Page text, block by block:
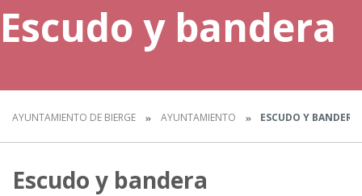
Escudo y bandera
AYUNTAMIENTO DE BIERGE AYUNTAMIENTO ESCUDO Y BANDERA
Escudo y bandera